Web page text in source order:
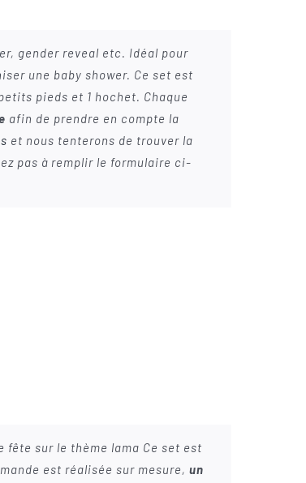
gender reveal etc. Idéal pour
une baby shower. Ce set est
pieds et 1 hochet. Chaque
afin de prendre en compte la
et nous tenterons de trouver la
pas à remplir le formulaire ci-
sur le thème lama Ce set est
est réalisée sur mesure, un